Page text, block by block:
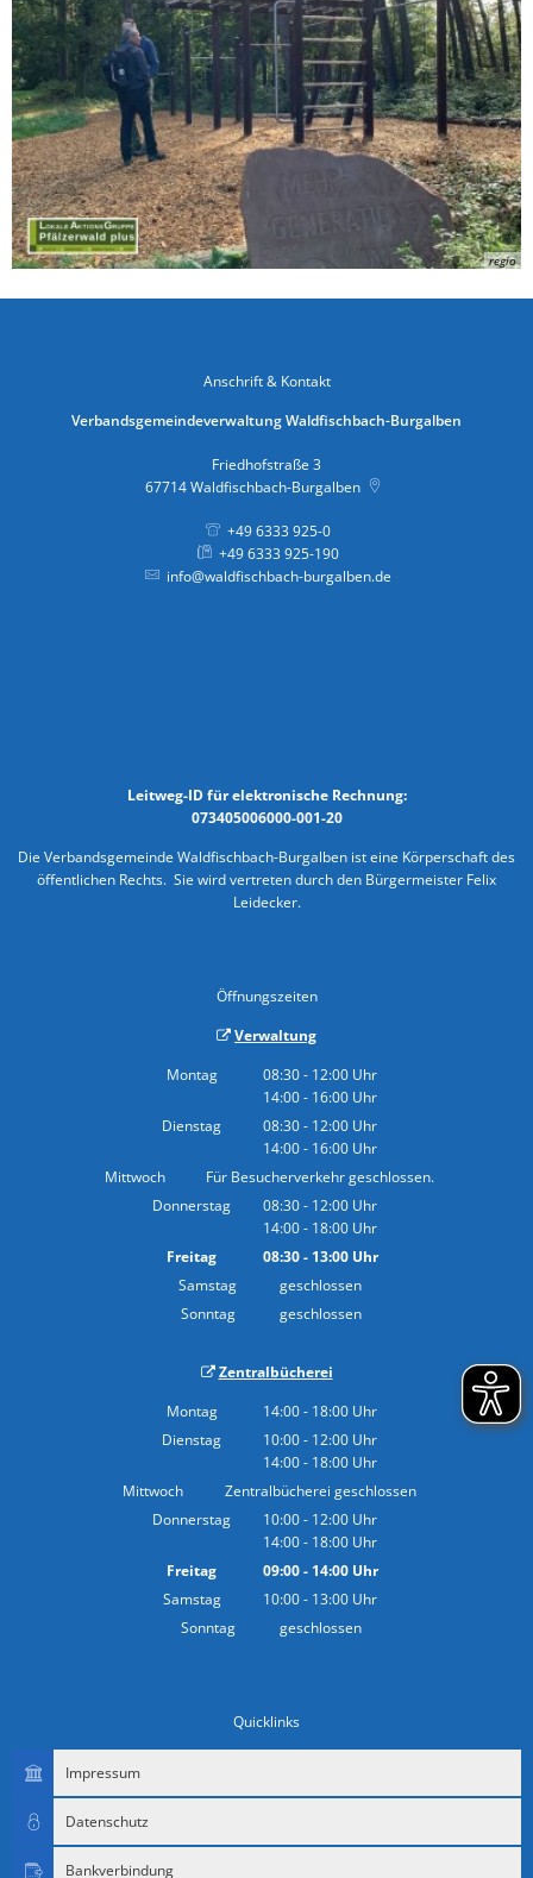
regio
Anschrift & Kontakt
Verbandsgemeindeverwaltung Waldfischbach-Burgalben
Friedhofstraße 3
67714 Waldfischbach-Burgalben
+49 6333 925-0
+49 6333 925-190
info@waldfischbach-burgalben.de
Leitweg-ID für elektronische Rechnung:
073405006000-001-20
Die Verbandsgemeinde Waldfischbach-Burgalben ist eine Körperschaft des
öffentlichen Rechts. Sie wird vertreten durch den Bürgermeister Felix
Leidecker.
Öffnungszeiten
Verwaltung
Montag
08:30- 12:00 Uhr
Von 08:30 bis 12:00 Uhr
14:00- 16:00 Uhr
Von 14:00 bis 16:00 Uhr
Dienstag 08:30- 12:00 Uhr
Von 08:30 bis 12:00 Uhr
14:00- 16:00 Uhr
Von 14:00 bis 16:00 Uhr
Mittwoch
Für Besucherverkehr geschlossen.
Donnerstag
08:30- 12:00 Uhr
Von 08:30 bis 12:00 Uhr
14:00- 18:00 Uhr
Von 14:00 bis 18:00 Uhr
Freitag 08:30- 13:00Uhr
Von 08:30 bis 13:00 Uhr
Samstag
geschlossen
Sonntag
geschlossen
Zentralbücherei
Montag
14:00- 18:00 Uhr
Von 14:00 bis 18:00 Uhr
Dienstag 10:00- 12:00 Uhr
Von 10:00 bis 12:00 Uhr
14:00- 18:00 Uhr
Von 14:00 bis 18:00 Uhr
Mittwoch
Zentralbücherei geschlossen
Donnerstag
10:00- 12:00 Uhr
Von 10:00 bis 12:00 Uhr
14:00- 18:00 Uhr
Von 14:00 bis 18:00 Uhr
Freitag 09:00- 14:00Uhr
Von 09:00 bis 14:00 Uhr
Samstag 10:00- 13:00 Uhr
Von 10:00 bis 13:00 Uhr
Sonntag geschlossen
Quicklinks
Impressum
Datenschutz
Bankverbindung